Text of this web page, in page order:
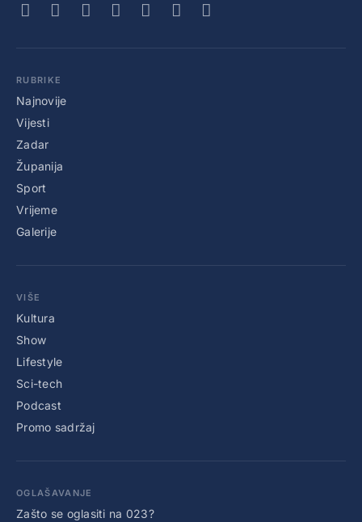
RUBRIKE
Najnovije
Vijesti
Zadar
Županija
Sport
Vrijeme
Galerije
VIŠE
Kultura
Show
Lifestyle
Sci-tech
Podcast
Promo sadržaj
OGLAŠAVANJE
Zašto se oglasiti na 023?